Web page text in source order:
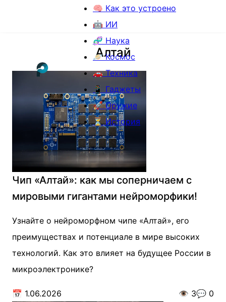
🧠 Как это устроено
🤖 ИИ
🧬 Наука
🪐 Космос
🚗 Техника
📱 Гаджеты
🚀 Оружие
⏳ История
Алтай
Чип «Алтай»: как мы соперничаем с
мировыми гигантами нейроморфики!
Узнайте о нейроморфном чипе «Алтай», его
преимуществах и потенциале в мире высоких
технологий. Как это влияет на будущее России в
микроэлектронике?
📅 1.06.2026 👁️ 3💬 0